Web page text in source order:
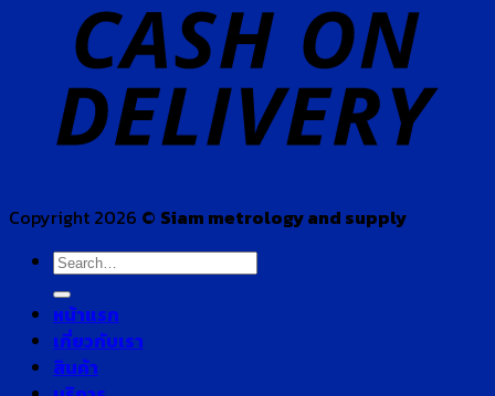
Copyright 2026 © Siam metrology and supply
Search
for:
หน้าแรก
เกี่ยวกับเรา
สินค้า